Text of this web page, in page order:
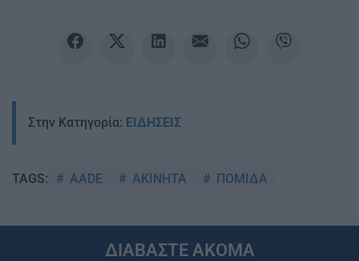
Στην Κατηγορία: ΕΙΔΗΣΕΙΣ
TAGS: AADE ΑΚΙΝΗΤΑ ΠΟΜΙΔΑ
ΔΙΑΒΑΣΤΕ ΑΚΟΜΑ